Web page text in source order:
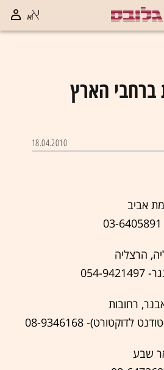
ברחבי הארץ
18.04.2010
אביב
הרצליה
רחובות
08-9346168
שבע